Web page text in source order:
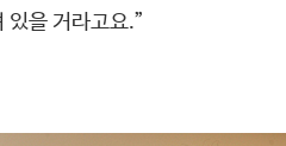
있을 거라고요.”